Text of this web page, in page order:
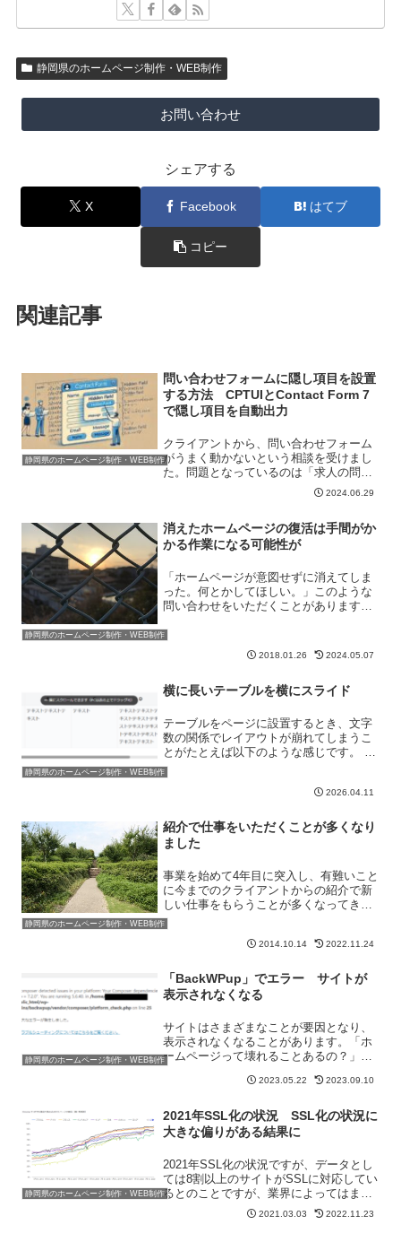
静岡県のホームページ制作・WEB制作
お問い合わせ
シェアする
X Facebook はてブ
コピー
関連記事
静岡県のホームページ制作・WEB制作
問い合わせフォームに隠し項目を設置
する方法 CPTUIとContact Form 7
で隠し項目を自動出力
クライアントから、問い合わせフォーム
がうまく動かないという相談を受けまし
た。問題となっているのは「求人の問い
合わせフォーム」です。「MW WP
Form」というプラグインで作成してある
ていた項目が表示され...
2024.06.29
静岡県のホームページ制作・WEB制作
消えたホームページの復活は手間がか
かる作業になる可能性が
「ホームページが意図せずに消えてしま
った。何とかしてほしい。」このような
問い合わせをいただくことがあります。
た」というキーワードで弊社サイトの記
事が上位表示しているためのようです。
⇒ホームページが消えてし...
2018.01.26 2024.05.07
静岡県のホームページ制作・WEB制作
横に長いテーブルを横にスライド
テーブルをページに設置するとき、文字
数の関係でレイアウトが崩れてしまうこ
とがたとえば以下のような感じです。 A
B C D E F G テキストテキストテキスト
テキストテキストテキストテキスト テキ
ストテキストテキスト テキスト テキス
2026.04.11
静岡県のホームページ制作・WEB制作
紹介で仕事をいただくことが多くなり
ました
事業を始めて4年目に突入し、有難いこと
に今までのクライアントからの紹介で新
しい仕事をもらうことが多くなってきま
した。本当に有難いことです。というこ
とで、現在の仕事の状況をまとめてみた
いと思います。私の仕事はなかなか説明
2014.10.14 2022.11.24
静岡県のホームページ制作・WEB制作
「BackWPup」でエラー サイトが
表示されなくなる
サイトはさまざまなことが要因となり、
表示されなくなることがあります。「ホ
ームページって壊れることあるの？」と
通にあります。今回たまたま表示されな
紹介しておきます。何年も...
2023.05.22 2023.09.10
静岡県のホームページ制作・WEB制作
2021年SSL化の状況 SSL化の状況に
大きな偏りがある結果に
2021年SSL化の状況ですが、データとし
ては8割以上のサイトがSSLに対応してい
るとのことですが、業界によってはまだ
対応の遅れが目立つように感じます。サ
イトからの情報を守るため、SEOの観点
2021.03.03 2022.11.23